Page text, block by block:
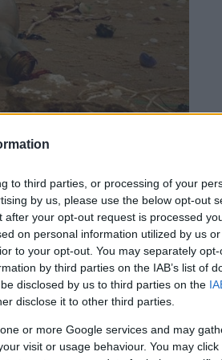
to third parties, or processing of your
by us, please use the below opt-out
your opt-out request is processed
on personal information utilized by us
to your opt-out. You may separately
by third parties on the IAB’s list of
disclosed by us to third parties on the
disclose it to other third parties.
or more Google services and may
visit or usage behaviour. You may
οποίο διαλύεται στο
λύση στη σύγχρονη
ζωή.